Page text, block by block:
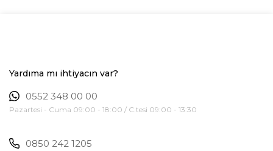
Yardıma mı ihtiyacın var?
0552 348 00 00
Pazartesi - Cuma 09:00 - 18:00 / C.tesi 09:00 - 13:30
0850 242 1205